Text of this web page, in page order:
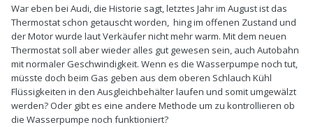
War eben bei Audi, die Historie sagt, letztes Jahr im August ist das
Thermostat schon getauscht worden, hing im offenen Zustand und
der Motor wurde laut Verkäufer nicht mehr warm. Mit dem neuen
Thermostat soll aber wieder alles gut gewesen sein, auch Autobahn
mit normaler Geschwindigkeit. Wenn es die Wasserpumpe noch tut,
müsste doch beim Gas geben aus dem oberen Schlauch Kühl
Flüssigkeiten in den Ausgleichbehälter laufen und somit umgewälzt
werden? Oder gibt es eine andere Methode um zu kontrollieren ob
die Wasserpumpe noch funktioniert?